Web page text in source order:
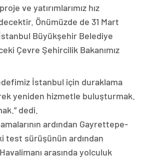
ve yatırımlarımız hız
Önümüzde de 31 Mart
Büyükşehir Belediye
Çevre Şehircilik Bakanımız
İstanbul için duraklama
yeniden hizmetle buluşturmak.
dedi.
ardından Gayrettepe-
test sürüşünün ardından
arasında yolculuk